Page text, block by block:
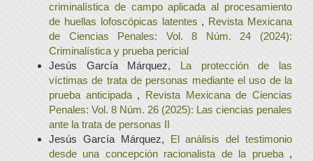
criminalística de campo aplicada al procesamiento
de huellas lofoscópicas latentes , Revista Mexicana
de Ciencias Penales: Vol. 8 Núm. 24 (2024):
Criminalística y prueba pericial
Jesús García Márquez,
La protección de las
víctimas de trata de personas mediante el uso de la
prueba anticipada ,
Revista Mexicana de Ciencias
Penales: Vol. 8 Núm. 26 (2025): Las ciencias penales
ante la trata de personas II
Jesús García Márquez,
El análisis del testimonio
desde una concepción racionalista de la prueba ,